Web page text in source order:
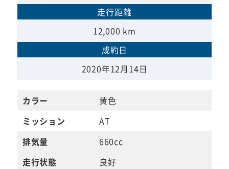
走行距離
12,000 km
成約日
2020年12月14日
カラー
黄色
ミッション
AT
排気量
660cc
走行状態
良好